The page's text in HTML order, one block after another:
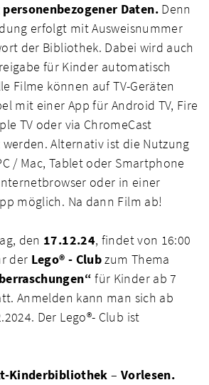
Daten.Denn
erfolgt mit Ausweisnummer
der Bibliothek. Dabei wird auch
für Kinder automatisch
Filme können auf TV-Geräten
mit einer App für Android TV, Fire
TV oder via ChromeCast
Alternativ ist die Nutzung
/ Mac, Tablet oder Smartphone
oder in einer
möglich. Na dann Film ab!
den 17.12.24, findet von 16:00
der Lego® - Clubzum Thema
für Kinder ab 7
Anmelden kann man sich ab
Der Lego®- Club ist
Kinderbibliothek – Vorlesen.